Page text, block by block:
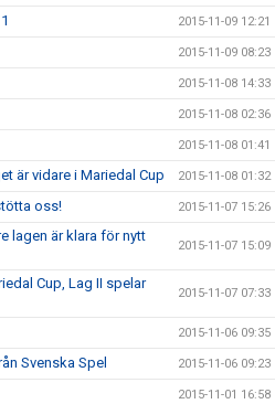
2015-11-09 12:21
2015-11-09 08:23
2015-11-08 14:33
2015-11-08 02:36
2015-11-08 01:41
är vidare i Mariedal Cup 2015-11-08 01:32
oss! 2015-11-07 15:26
lagen är klara för nytt
2015-11-07 15:09
Cup, Lag II spelar
2015-11-07 07:33
2015-11-06 09:35
Svenska Spel 2015-11-06 09:23
2015-11-01 16:58